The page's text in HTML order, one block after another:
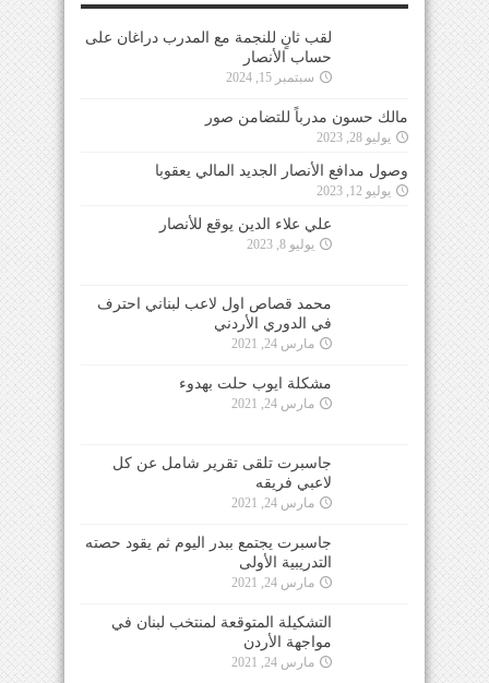
لقب ثانٍ للنجمة مع المدرب دراغان على
حساب الأنصار
سبتمبر 15, 2024
مالك حسون مدرباً للتضامن صور
يوليو 28, 2023
وصول مدافع الأنصار الجديد المالي يعقوبا
يوليو 12, 2023
علي علاء الدين يوقع للأنصار
يوليو 8, 2023
محمد قصاص اول لاعب لبناني احترف
في الدوري الأردني
مارس 24, 2021
مشكلة ايوب حلت بهدوء
مارس 24, 2021
جاسبرت تلقى تقرير شامل عن كل
لاعبي فريقه
مارس 24, 2021
جاسبرت يجتمع ببدر اليوم ثم يقود حصته
التدريبية الأولى
مارس 24, 2021
التشكيلة المتوقعة لمنتخب لبنان في
مواجهة الأردن
مارس 24, 2021